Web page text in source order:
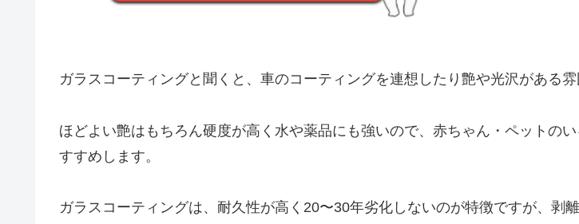
ガラスコーティングと聞くと、車のコーティングを連想したり艶や光沢がある雰
ほどよい艶はもちろん硬度が高く水や薬品にも強いので、赤ちゃん・ペットの
すすめします。
ガラスコーティングは、耐久性が高く20〜30年劣化しないのが特徴ですが、剥